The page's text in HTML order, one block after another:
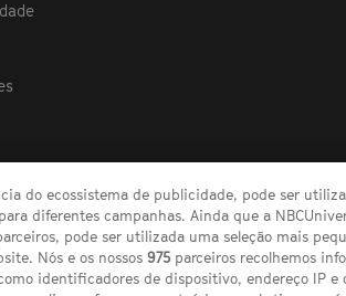
do ecossistema de publicidade, pode ser
diferentes campanhas. Ainda que a
pode ser utilizada uma seleção mais
Nós e os nossos 975 parceiros recolhemos
identificadores de dispositivo, endereço IP e